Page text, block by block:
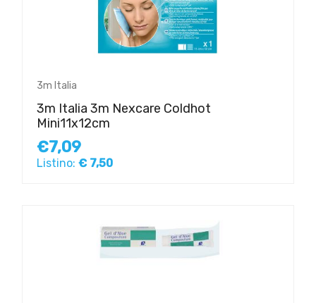
3m Italia
3m Italia 3m Nexcare Coldhot
Mini11x12cm
€7,09
Listino: € 7,50